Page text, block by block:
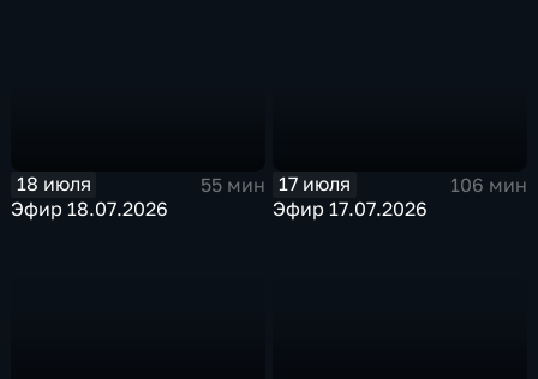
18 июля
55 мин
Эфир 18.07.2026
17 июля
106 мин
Эфир 17.07.2026